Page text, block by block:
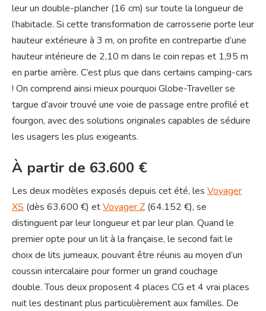
leur un double-plancher (16 cm) sur toute la longueur de
l’habitacle. Si cette transformation de carrosserie porte leur
hauteur extérieure à 3 m, on profite en contrepartie d’une
hauteur intérieure de 2,10 m dans le coin repas et 1,95 m
en partie arrière. C’est plus que dans certains camping-cars
! On comprend ainsi mieux pourquoi Globe-Traveller se
targue d’avoir trouvé une voie de passage entre profilé et
fourgon, avec des solutions originales capables de séduire
les usagers les plus exigeants.
À partir de 63.600 €
Les deux modèles exposés depuis cet été, les Voyager
XS (dès 63.600 €) etVoyager Z (64.152 €), se
distinguent par leur longueur et par leur plan. Quand le
premier opte pour un lit à la française, le second fait le
choix de lits jumeaux, pouvant être réunis au moyen d’un
coussin intercalaire pour former un grand couchage
double. Tous deux proposent 4 places CG et 4 vrai places
nuit les destinant plus particulièrement aux familles. De